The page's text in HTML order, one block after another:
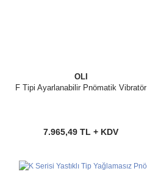
OLI
F Tipi Ayarlanabilir Pnömatik Vibratör
7.965,49 TL + KDV